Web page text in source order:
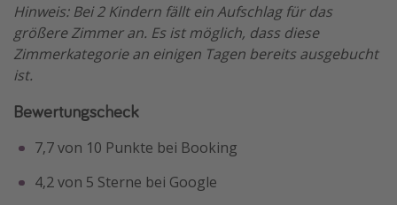
Hinweis: Bei 2 Kindern fällt ein Aufschlag für das
größere Zimmer an. Es ist möglich, dass diese
Zimmerkategorie an einigen Tagen bereits ausgebucht
ist.
Bewertungscheck
7,7 von 10 Punkte bei Booking
4,2 von 5 Sterne bei Google